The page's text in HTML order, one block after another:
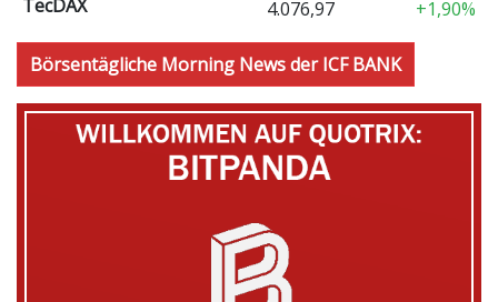
TecDAX
4.076,97 +1,90%
Börsentägliche Morning News der ICF BANK